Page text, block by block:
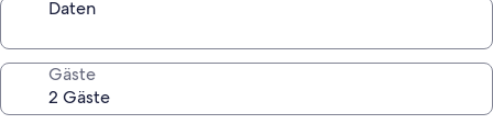
Daten
Gäste